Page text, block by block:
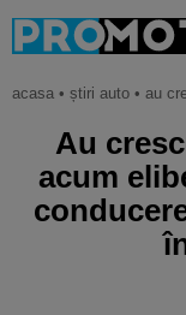
acasa • știri auto • au crescut
Au
acum